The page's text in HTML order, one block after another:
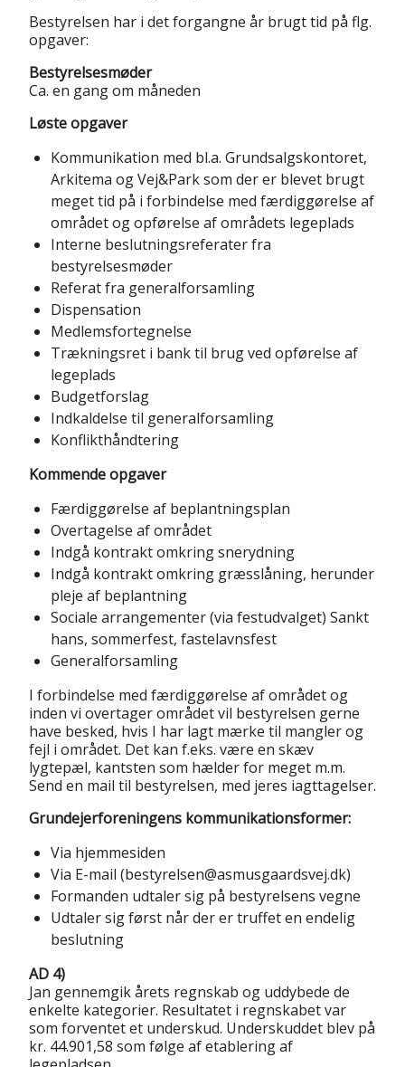
Bestyrelsen har i det forgangne år brugt tid på flg.
opgaver:
Bestyrelsesmøder
Ca. en gang om måneden
Løste opgaver
Kommunikation med bl.a. Grundsalgskontoret,
Arkitema og Vej&Park som der er blevet brugt
meget tid på i forbindelse med færdiggørelse af
området og opførelse af områdets legeplads
Interne beslutningsreferater fra
bestyrelsesmøder
Referat fra generalforsamling
Dispensation
Medlemsfortegnelse
Trækningsret i bank til brug ved opførelse af
legeplads
Budgetforslag
Indkaldelse til generalforsamling
Konflikthåndtering
Kommende opgaver
Færdiggørelse af beplantningsplan
Overtagelse af området
Indgå kontrakt omkring snerydning
Indgå kontrakt omkring græsslåning, herunder
pleje af beplantning
Sociale arrangementer (via festudvalget) Sankt
hans, sommerfest, fastelavnsfest
Generalforsamling
I forbindelse med færdiggørelse af området og
inden vi overtager området vil bestyrelsen gerne
have besked, hvis I har lagt mærke til mangler og
fejl i området. Det kan f.eks. være en skæv
lygtepæl, kantsten som hælder for meget m.m.
Send en mail til bestyrelsen, med jeres iagttagelser.
Grundejerforeningens kommunikationsformer:
Via hjemmesiden
Via E-mail (bestyrelsen@asmusgaardsvej.dk)
Formanden udtaler sig på bestyrelsens vegne
Udtaler sig først når der er truffet en endelig
beslutning
AD 4)
Jan gennemgik årets regnskab og uddybede de
enkelte kategorier. Resultatet i regnskabet var
som forventet et underskud. Underskuddet blev på
kr. 44.901,58 som følge af etablering af